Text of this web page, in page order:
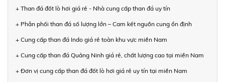
+ Than đá đốt lò hơi giá rẻ - Nhà cung cấp than đá uy tín
+ Phân phối than đá số lượng lớn – Cam kết nguồn cung ổn định
+ Cung cấp than đá Indo giá rẻ toàn khu vực miền Nam
+ Cung cấp than đá Quảng Ninh giá rẻ, chất lượng cao tại miền Nam
+ Đơn vị cung cấp than đá đốt lò hơi giá rẻ uy tín tại miền Nam